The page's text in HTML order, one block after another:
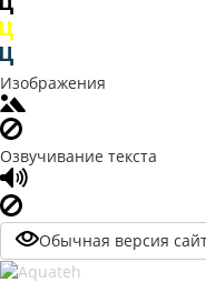
Изображения
Озвучивание текста
Обычная версия